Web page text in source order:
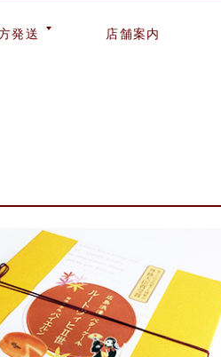
発送 店舗案内